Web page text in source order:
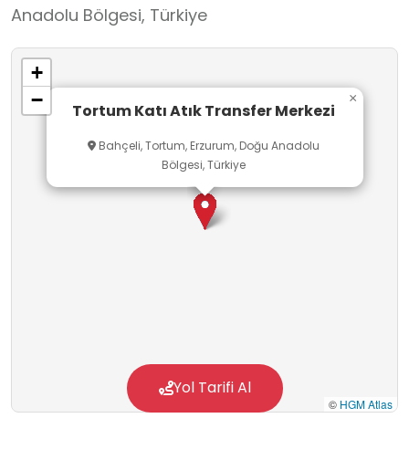
Anadolu Bölgesi, Türkiye
Tortum Katı Atık Transfer Merkezi
Bahçeli, Tortum, Erzurum, Doğu Anadolu
Bölgesi, Türkiye
×
+
−
© HGM Atlas
Yol Tarifi Al